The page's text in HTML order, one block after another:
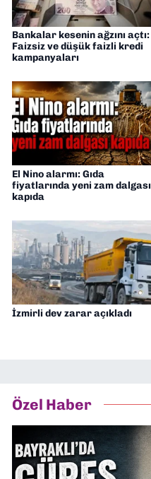
Bankalar kesenin ağzını açtı:
Faizsiz ve düşük faizli kredi
kampanyaları
El Nino alarmı: Gıda
fiyatlarında yeni zam dalgası
kapıda
İzmirli dev zarar açıkladı
Özel Haber